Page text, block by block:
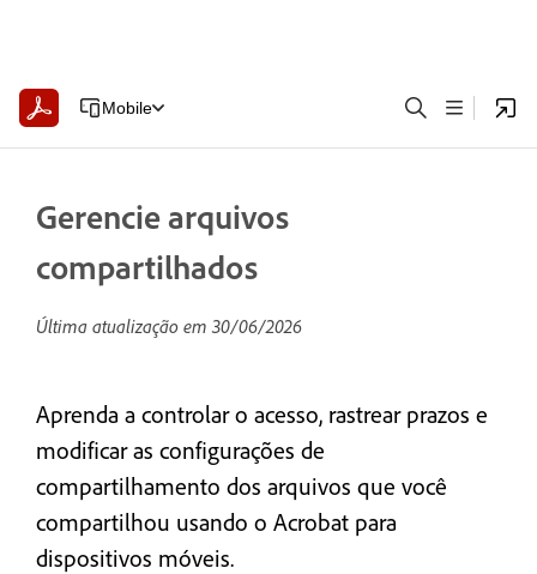
Mobile
Gerencie arquivos
compartilhados
Última atualização em 30/06/2026
Aprenda a controlar o acesso, rastrear prazos e
modificar as configurações de
compartilhamento dos arquivos que você
compartilhou usando o Acrobat para
dispositivos móveis.